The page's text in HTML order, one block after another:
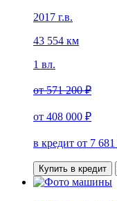
2017 г.в.
43 554 км
1 вл.
от571 200 ₽
от 408 000 ₽
в кредит от 7 681
Купить в кредит